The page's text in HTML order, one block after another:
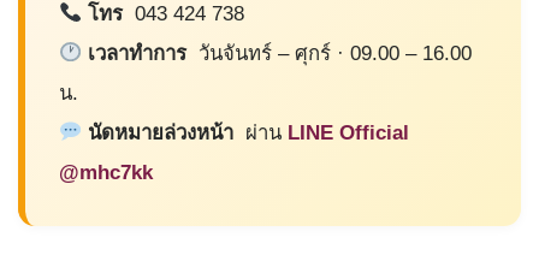
โทร043 424 738
เวลาทำการวันจันทร์ – ศุกร์ · 09.00 – 16.00
น.
นัดหมายล่วงหน้า ผ่าน LINE Official
@mhc7kk